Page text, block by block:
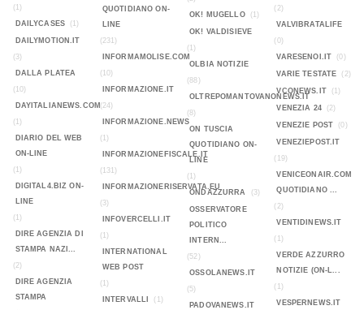
(1)
DAILYCASES
(1)
DAILYMOTION.IT
(3)
DALLA PLATEA
(10)
DAYITALIANEWS.COM
(1)
DIARIO DEL WEB
ON-LINE
(1)
DIGITAL4.BIZ ON-
LINE
(1)
DIRE AGENZIA DI
STAMPA NAZI...
(2)
DIRE AGENZIA
STAMPA
QUOTIDIANO ON-
LINE
(231)
INFORMAMOLISE.COM
(10)
INFORMAZIONE.IT
(24)
INFORMAZIONE.NEWS
(1)
INFORMAZIONEFISCALE.IT
(131)
INFORMAZIONERISERVATA.EU
(3)
INFOVERCELLI.IT
(1)
INTERNATIONAL
WEB POST
(1)
INTERVALLI
(1)
OK! MUGELLO
(1)
OK! VALDISIEVE
(1)
OLBIA NOTIZIE
(88)
OLTREPOMANTOVANONEWS.IT
(8)
ON TUSCIA
QUOTIDIANO ON-
LINE
(1)
ONDAZZURRA
(3)
OSSERVATORE
POLITICO
INTERN...
(52)
OSSOLANEWS.IT
(5)
PADOVANEWS.IT
(2)
VALVIBRATALIFE
(0)
VARESENOI.IT
(0)
VARIE TESTATE (2)
VCONEWS.IT (1)
VENEZIA 24 (2)
VENEZIE POST (0)
VENEZIEPOST.IT
(19)
VENICEONAIR.COM
QUOTIDIANO ...
(2)
VENTIDINEWS.IT
(1)
VERDE AZZURRO
NOTIZIE (ON-L...
(1)
VESPERNEWS.IT